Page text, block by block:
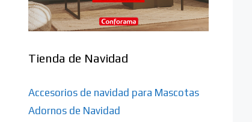
Tienda de Navidad
Accesorios de navidad para Mascotas
Adornos de Navidad